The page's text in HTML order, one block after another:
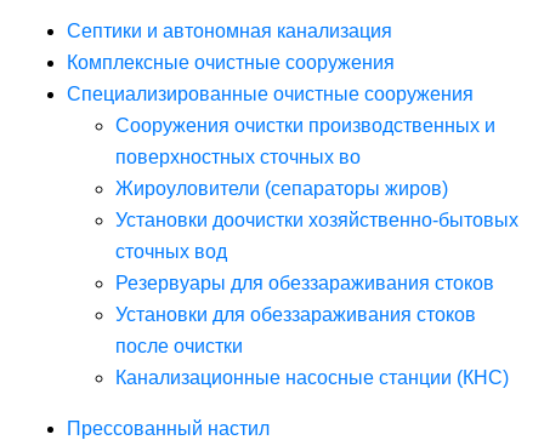
Септики и автономная канализация
Комплексные очистные сооружения
Специализированные очистные сооружения
Сооружения очистки производственных и
поверхностных сточных во
Жироуловители (сепараторы жиров)
Установки доочистки хозяйственно-бытовых
сточных вод
Резервуары для обеззараживания стоков
Установки для обеззараживания стоков
после очистки
Канализационные насосные станции (КНС)
Прессованный настил